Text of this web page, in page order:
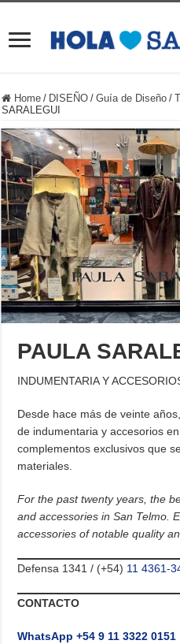
Home / DISEÑO / Guía de Diseño /
SARALEGUI
PAULA
INDUMENTARIA Y
Desde hace más de veinte
de indumentaria y accesorios
complementos exclusivos que
materiales.
For the past twenty years, the
and accessories in San Telmo.
accessories of notable quality
Defensa 1341 / (+54) 11 4361-
CONTACTO
WhatsApp +54 9 11 3322 0151